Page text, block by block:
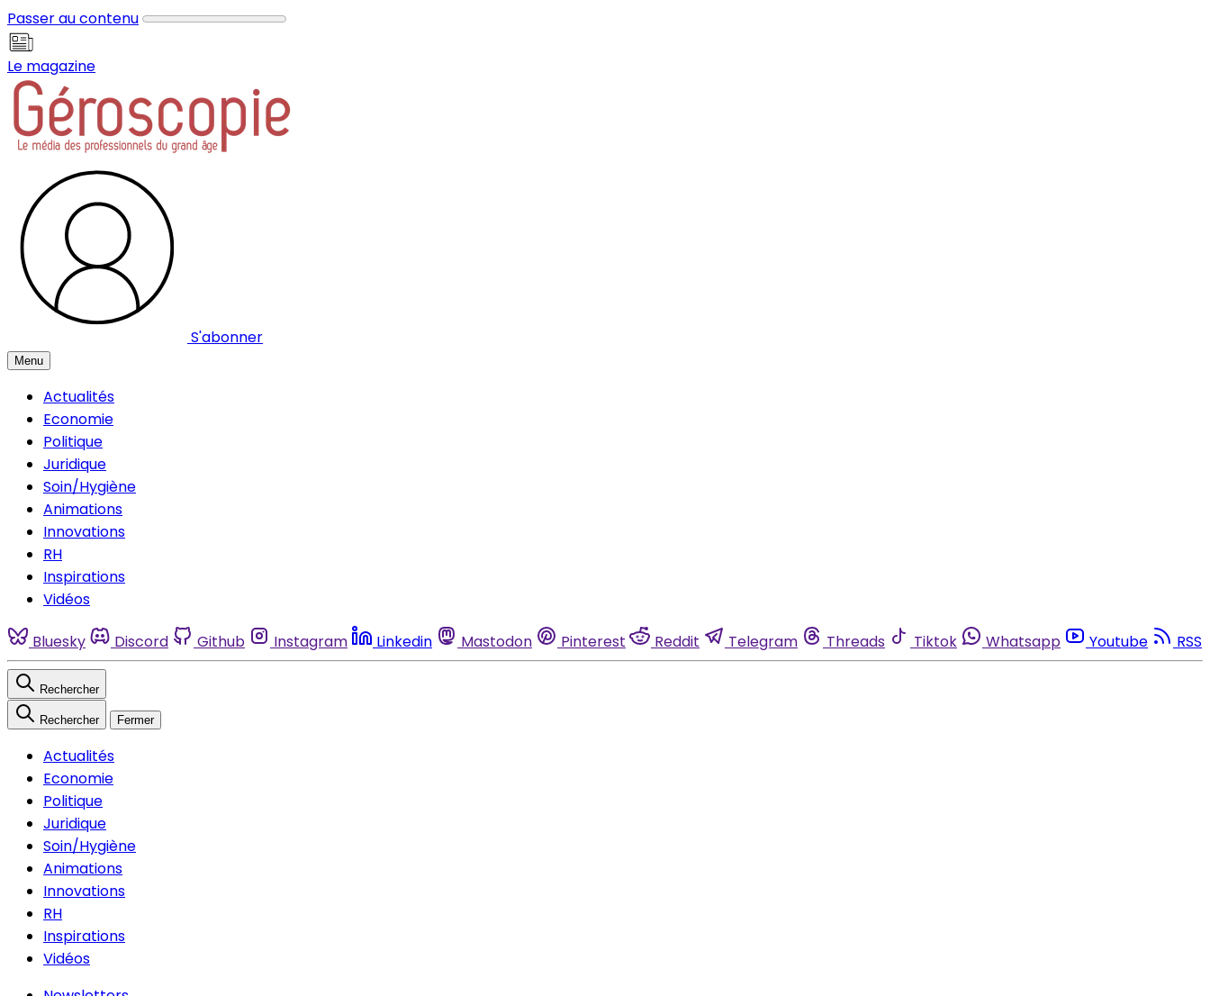
Passer au contenu
Le magazine
S'abonner
Menu
Actualités
Economie
Politique
Juridique
Soin/Hygiène
Animations
Innovations
RH
Inspirations
Vidéos
Bluesky Discord Github Instagram Linkedin Mastodon Pinterest Reddit Telegram Threads Tiktok Whatsapp Youtube RSS
Rechercher
Rechercher Fermer
Actualités
Economie
Politique
Juridique
Soin/Hygiène
Animations
Innovations
RH
Inspirations
Vidéos
Panneau de gestion des cookies